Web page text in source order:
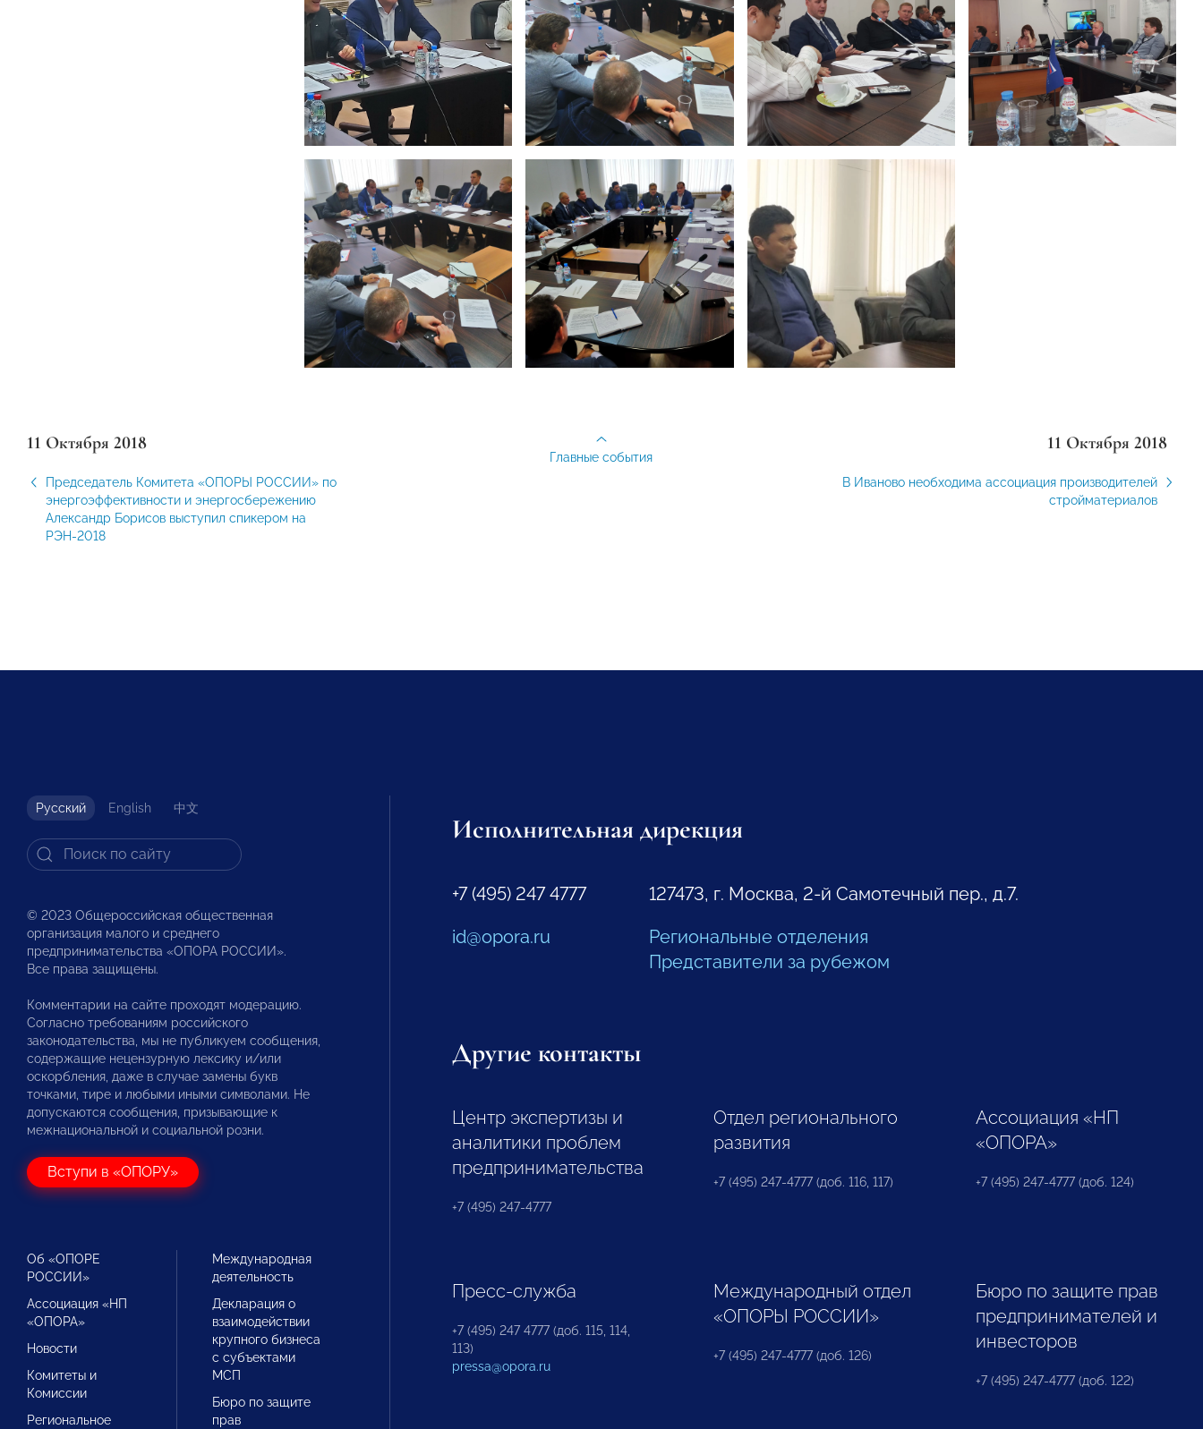
11 Октября 2018
Председатель Комитета «ОПОРЫ РОССИИ» по
энергоэффективности и энергосбережению
Александр Борисов выступил спикером на
РЭН-2018
11 Октября 2018
В Иваново необходима ассоциация производителей
стройматериалов
Главные события
Русский English 中文
© 2023 Общероссийская общественная
организация малого и среднего
предпринимательства «ОПОРА РОССИИ».
Все права защищены.
Комментарии на сайте проходят модерацию.
Согласно требованиям российского
законодательства, мы не публикуем сообщения,
содержащие нецензурную лексику и/или
оскорбления, даже в случае замены букв
точками, тире и любыми иными символами. Не
допускаются сообщения, призывающие к
межнациональной и социальной розни.
Вступи в «ОПОРУ»
Об «ОПОРЕ
РОССИИ»
Ассоциация «НП
«ОПОРА»
Новости
Комитеты и
Комиссии
Региональное
Международная
деятельность
Декларация о
взаимодействии
крупного бизнеса
с субъектами
МСП
Бюро по защите
прав
Исполнительная дирекция
+7 (495) 247 4777
id@opora.ru
127473, г. Москва, 2-й Самотечный пер., д.7.
Региональные отделения
Представители за рубежом
Другие контакты
Центр экспертизы и
аналитики проблем
предпринимательства
+7 (495) 247-4777
Отдел регионального
развития
+7 (495) 247-4777 (доб. 116, 117)
Ассоциация «НП
«ОПОРА»
+7 (495) 247-4777 (доб. 124)
Пресс-служба
+7 (495) 247 4777 (доб. 115, 114,
113)
pressa@opora.ru
Международный отдел
«ОПОРЫ РОССИИ»
+7 (495) 247-4777 (доб. 126)
Бюро по защите прав
предпринимателей и
инвесторов
+7 (495) 247-4777 (доб. 122)